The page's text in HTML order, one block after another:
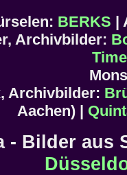
BERKS |
Archivbilder:
Archivbilder:
Aachen) |
- Bilder aus